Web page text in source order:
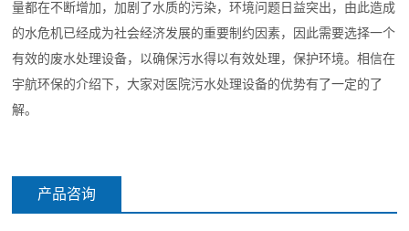
量都在不断增加，加剧了水质的污染，环境问题日益突出，由此造成
的水危机已经成为社会经济发展的重要制约因素，因此需要选择一个
有效的废水处理设备，以确保污水得以有效处理，保护环境。相信在
宇航环保的介绍下，大家对医院污水处理设备的优势有了一定的了
解。
产品咨询